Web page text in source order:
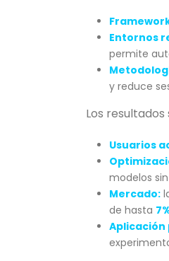
Entornos
permite
y reduce
Los
Usuarios
modelos
Mercado:
de hasta